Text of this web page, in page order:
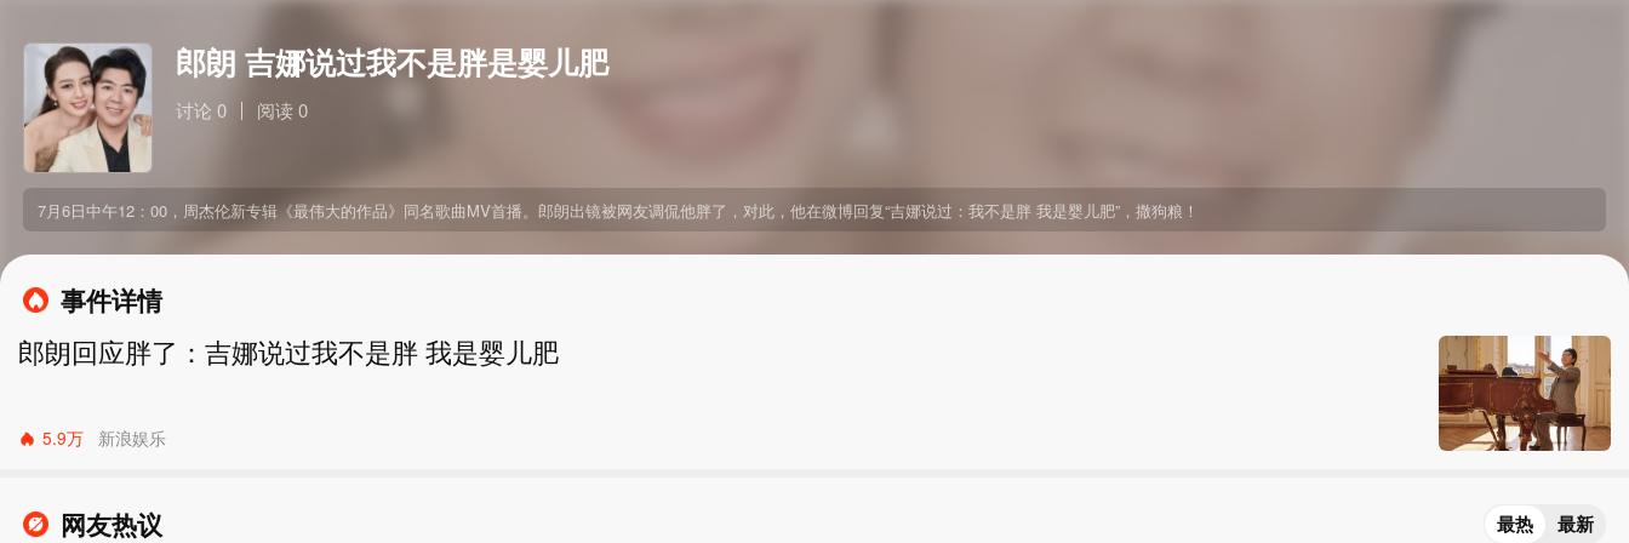
郎朗 吉娜说过我不是胖是婴儿肥
讨论 0 阅读 0
7月6日中午12：00，周杰伦新专辑《最伟大的作品》同名歌曲MV首播。郎朗出镜被网友调侃他胖了，对此，他在微博回复“吉娜说过：我不是胖 我是婴儿肥”，撒狗粮！
事件详情
郎朗回应胖了：吉娜说过我不是胖 我是婴儿肥
5.9万 新浪娱乐
网友热议 最热 最新